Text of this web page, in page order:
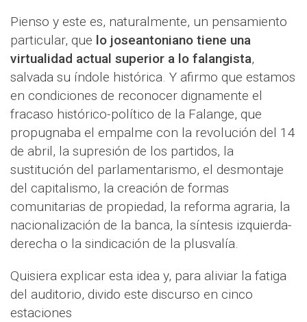
Pienso y este es, naturalmente, un pensamiento
particular, que lo joseantoniano tiene una
virtualidad actual superior a lo falangista,
salvada su índole histórica. Y afirmo que estamos
en condiciones de reconocer dignamente el
fracaso histórico-político de la Falange, que
propugnaba el empalme con la revolución del 14
de abril, la supresión de los partidos, la
sustitución del parlamentarismo, el desmontaje
del capitalismo, la creación de formas
comunitarias de propiedad, la reforma agraria, la
nacionalización de la banca, la síntesis izquierda-
derecha o la sindicación de la plusvalía.
Quisiera explicar esta idea y, para aliviar la fatiga
del auditorio, divido este discurso en cinco
estaciones